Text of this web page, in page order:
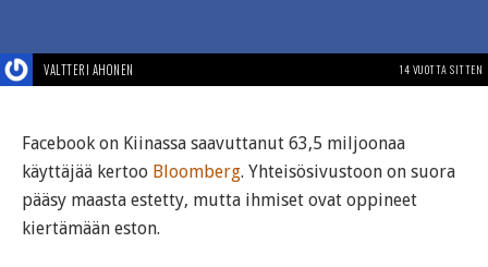
VALTTERI AHONEN 14 VUOTTA SITTEN
Facebook on Kiinassa saavuttanut 63,5 miljoonaa
käyttäjää kertoo Bloomberg. Yhteisösivustoon on suora
pääsy maasta estetty, mutta ihmiset ovat oppineet
kiertämään eston.